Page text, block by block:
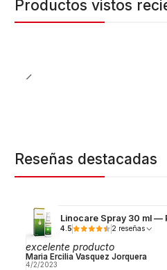
Productos vistos
Reseñas destacadas
Linocare Spray 30 ml —
4.5 2 reseñas
excelente producto
Maria Ercilia Vasquez Jorquera
4/2/2023